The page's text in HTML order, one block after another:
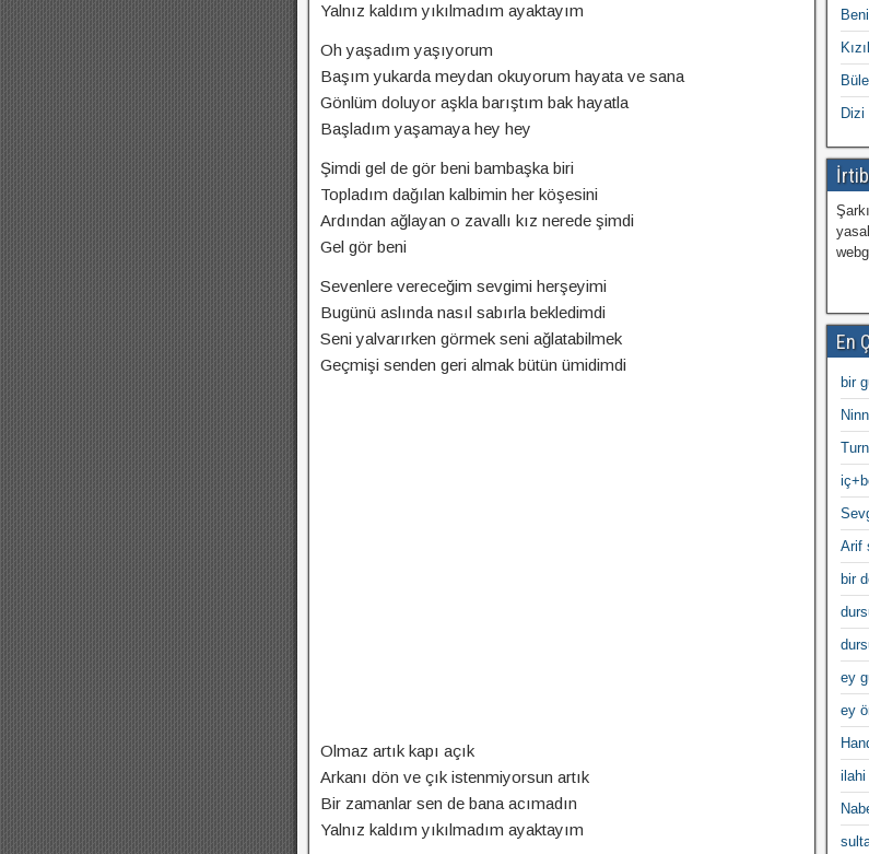
Yalnız kaldım yıkılmadım ayaktayım
Oh yaşadım yaşıyorum
Başım yukarda meydan okuyorum hayata ve sana
Gönlüm doluyor aşkla barıştım bak hayatla
Başladım yaşamaya hey hey
Şimdi gel de gör beni bambaşka biri
Topladım dağılan kalbimin her köşesini
Ardından ağlayan o zavallı kız nerede şimdi
Gel gör beni
Sevenlere vereceğim sevgimi herşeyimi
Bugünü aslında nasıl sabırla bekledimdi
Seni yalvarırken görmek seni ağlatabilmek
Geçmişi senden geri almak bütün ümidimdi
Olmaz artık kapı açık
Arkanı dön ve çık istenmiyorsun artık
Bir zamanlar sen de bana acımadın
Yalnız kaldım yıkılmadım ayaktayım
En
bir
Arif
bir
ey
ey
ilahi